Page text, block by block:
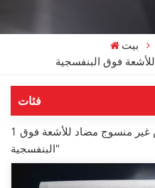
بيت
فوق البنفسجية
فئات
1 تم العثور على النتائج لـ "قماش غير منسوج مضاد للأشعة فوق
البنفسجية"